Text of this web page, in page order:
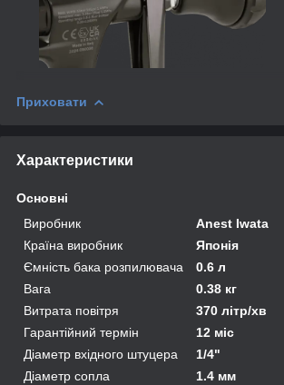
Приховати
Характеристики
Основні
Виробник
Anest Iwata
Країна виробник
Японія
Ємність бака розпилювача
0.6 л
Вага
0.38 кг
Витрата повітря
370 літр/хв
Гарантійний термін
12 міс
Діаметр вхідного штуцера
1/4"
Діаметр сопла
1.4 мм